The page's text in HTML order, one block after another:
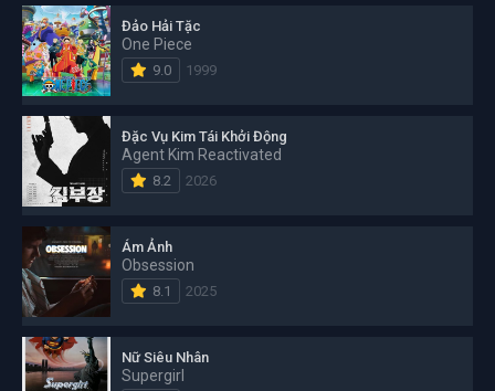
Đảo Hải Tặc
One Piece
9.0 1999
Đặc Vụ Kim Tái Khởi Động
Agent Kim Reactivated
8.2 2026
Ám Ảnh
Obsession
8.1 2025
Nữ Siêu Nhân
Supergirl